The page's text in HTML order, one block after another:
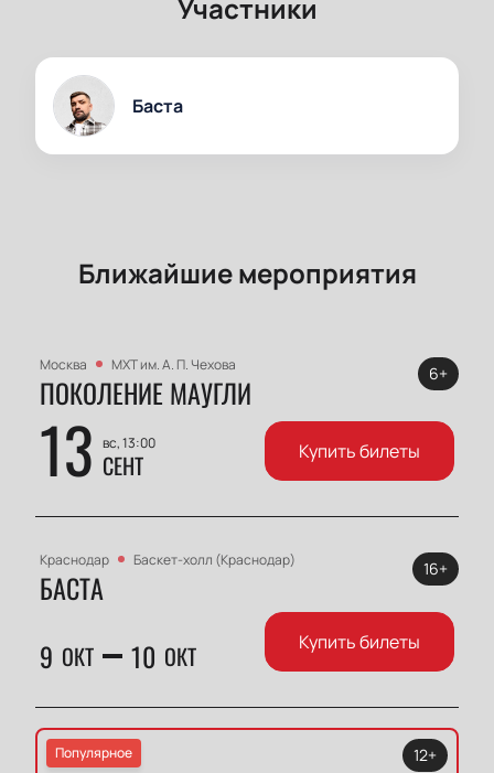
Участники
Баста
Ближайшие мероприятия
Москва МХТ им. А. П. Чехова
ПОКОЛЕНИЕ МАУГЛИ
13 вс, 13:00
СЕНТ
6+
Купить билеты
Краснодар Баскет-холл (Краснодар)
БАСТА
9 ОКТ 10 ОКТ
16+
Купить билеты
Популярное
12+